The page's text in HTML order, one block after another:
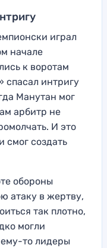
играл
начале
к воротам
спасал интригу
Манутан мог
арбитр не
И это
смог создать
обороны
атаку в жертву,
так плотно,
могли
то лидеры